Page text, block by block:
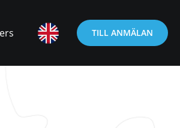
TILL ANMÄLAN